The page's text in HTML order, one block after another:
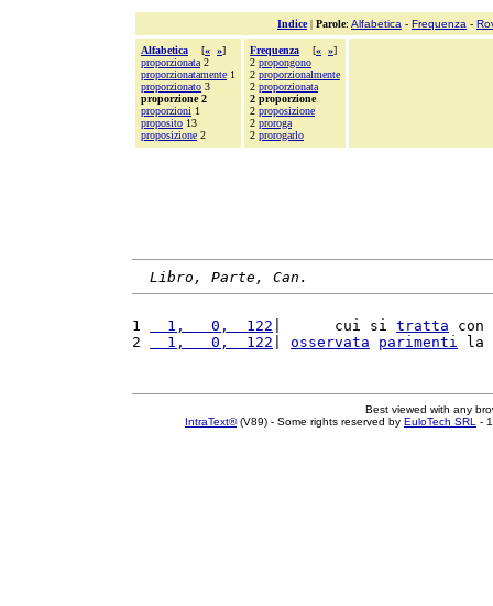
Indice| Parole: Alfabetica - Frequenza -
Alfabetica [« »]
proporzionata 2
proporzionatamente 1
proporzionato 3
proporzione 2
proporzioni 1
proposito 13
proposizione 2
Frequenza [« »]
2 propongono
2 proporzionalmente
2 proporzionata
2 proporzione
2 proposizione
2 proroga
2 prorogarlo
Libro, Parte, Can.
1
  1,   0,  122
|      cui si tratta con
2
  1,   0,  122
osservata parimenti la
Best viewed with any
IntraText®(V89) - Some rights reserved by EuloTech SRL -